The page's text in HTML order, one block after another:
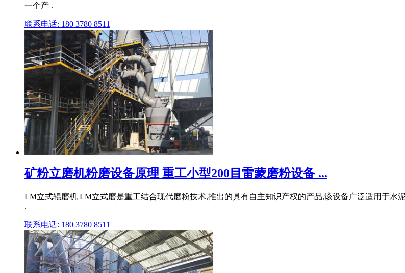
一个产 .
联系电话: 180 3780 8511
矿粉立磨机粉磨设备原理 重工小型200目雷蒙磨粉设备 ...
LM立式辊磨机 LM立式磨是重工结合现代磨粉技术,推出的具有自主知识产权的产品,该设备广泛适用于水
.
联系电话: 180 3780 8511